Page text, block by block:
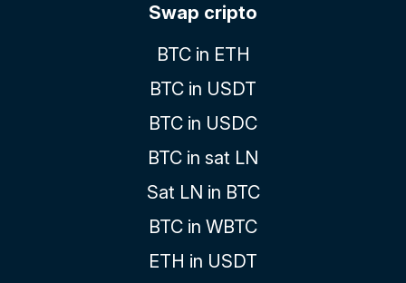
Swap cripto
BTC in ETH
BTC in USDT
BTC in USDC
BTC in sat LN
Sat LN in BTC
BTC in WBTC
ETH in USDT